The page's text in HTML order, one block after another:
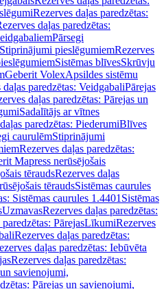
Rezerves daļas paredzētas:
daļas paredzētas:
Pārsegi
Stiprinājumi pieslēgumiemRezerves
Sistēmas blīvesSkrūvju
Geberit VolexApsildes sistēmu
daļas paredzētas: VeidgabaliPārejas
daļas paredzētas: Pārejas un
Sadalītājs ar vītnes
paredzētas: PiederumiBlīves
caurulēmStiprinājumi
Rezerves daļas paredzētas:
Mapress nerūsējošais
tēraudsRezerves daļas
tēraudsSistēmas caurules
Sistēmas caurules 1.4401 Sistēmas
UzmavasRezerves daļas paredzētas:
PārejasLīkumiRezerves
Rezerves daļas paredzētas:
daļas paredzētas: Iebūvēta
Rezerves daļas paredzētas:
savienojumi,
Pārejas un savienojumi,